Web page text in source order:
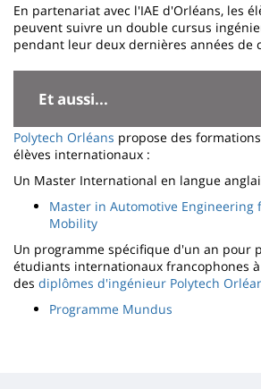
En partenariat avec l'IAE d'Orléans, les
peuvent suivre un double cursus
pendant leur deux dernières années de
Contenu
de
la
page
principale
Et aussi...
Polytech Orléans propose des
élèves internationaux :
Un Master International en langue
Master in Automotive Engineering
Mobility
Un programme spécifique d'un an pour
étudiants internationaux francophones
des diplômes d'ingénieur Polytech
Programme Mundus